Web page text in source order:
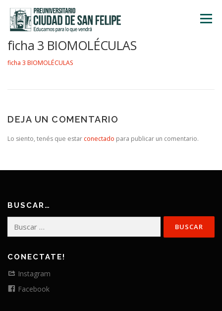
contenido
Menú
ficha 3 BIOMOLÉCULAS
ficha 3 BIOMOLÉCULAS
DEJA UN COMENTARIO
Lo siento, tenés que estar conectado para publicar un comentario.
BUSCAR…
CONECTATE!
Instagram
Facebook